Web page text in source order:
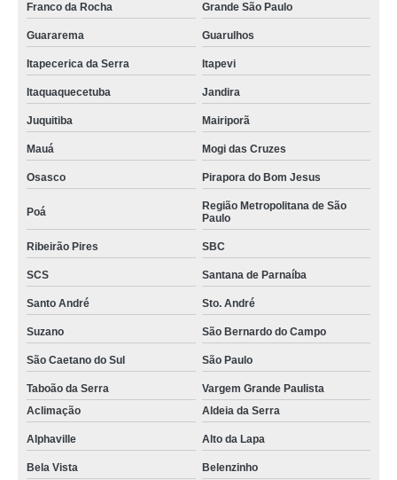
Franco da Rocha Grande São Paulo
Guararema Guarulhos
Itapecerica da Serra Itapevi
Itaquaquecetuba Jandira
Juquitiba Mairiporã
Mauá Mogi das Cruzes
Osasco Pirapora do Bom Jesus
Poá
Região Metropolitana de São
Paulo
Ribeirão Pires SBC
SCS Santana de Parnaíba
Santo André Sto. André
Suzano São Bernardo do Campo
São Caetano do Sul São Paulo
Taboão da Serra
Vargem Grande Paulista
Aclimação
Aldeia da Serra
Alphaville Alto da Lapa
Bela Vista Belenzinho